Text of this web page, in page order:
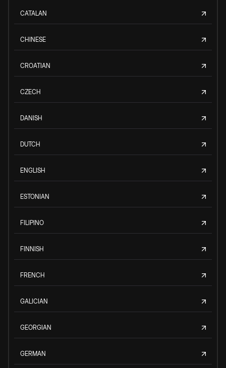
CATALAN
CHINESE
CROATIAN
CZECH
DANISH
DUTCH
ENGLISH
ESTONIAN
FILIPINO
FINNISH
FRENCH
GALICIAN
GEORGIAN
GERMAN